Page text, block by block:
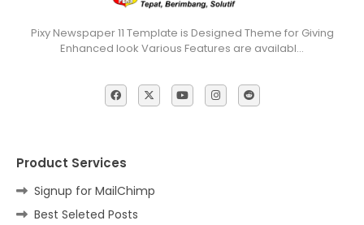
Pixy Newspaper 11 Template is Designed Theme for Giving
Enhanced look Various Features are availabl…
Product Services
Signup for MailChimp
Best Seleted Posts